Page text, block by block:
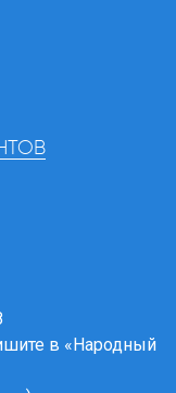
в «Народный